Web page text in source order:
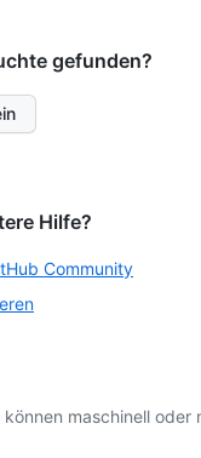
gefunden?
Hilfe?
Community
können maschinell oder